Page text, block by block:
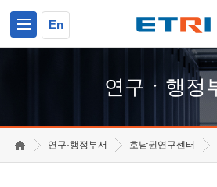
En
연구ㆍ행정
연구·행정부서 호남권연구센터